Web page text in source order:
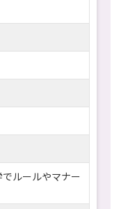
ルールやマナー